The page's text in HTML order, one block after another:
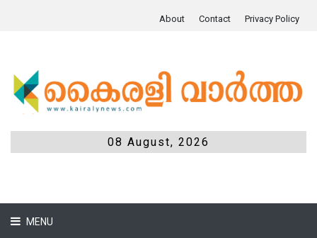
About Contact Privacy Policy
08 August, 2026
MENU